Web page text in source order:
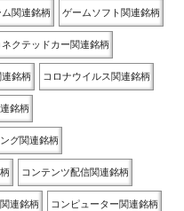
ム関連銘柄 ゲームソフト関連銘柄
ネクテッドカー関連銘柄
連銘柄 コロナウイルス関連銘柄
銘柄
グ関連銘柄
コンテンツ配信関連銘柄
連銘柄 コンピューター関連銘柄